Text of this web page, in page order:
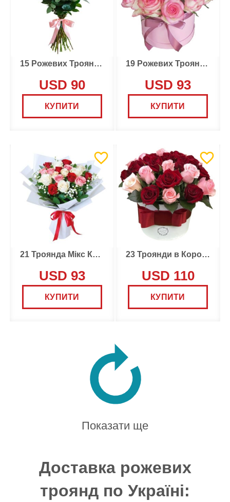
15 Рожевих Троянд Де люкс
USD 90
КУПИТИ
19 Рожевих Троянд в Коробці
USD 93
КУПИТИ
21 Троянда Мікс Кольори
USD 93
КУПИТИ
23 Троянди в Коробці
USD 110
КУПИТИ
Показати ще
Доставка рожевих
троянд по Україні: